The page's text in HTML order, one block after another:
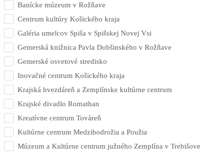
Banícke múzeum v Rožňave
Centrum kultúry Košického kraja
Galéria umelcov Spiša v Spišskej Novej Vsi
Gemerská knižnica Pavla Dobšinského v Rožňave
Gemerské osvetové stredisko
Inovačné centrum Košického kraja
Krajská hvezdáreň a Zemplínske kultúrne centrum
Krajské divadlo Romathan
Kreatívne centrum Továreň
Kultúrne centrum Medzibodrožia a Použia
Múzeum a Kultúrne centrum južného Zemplína v Trebišove